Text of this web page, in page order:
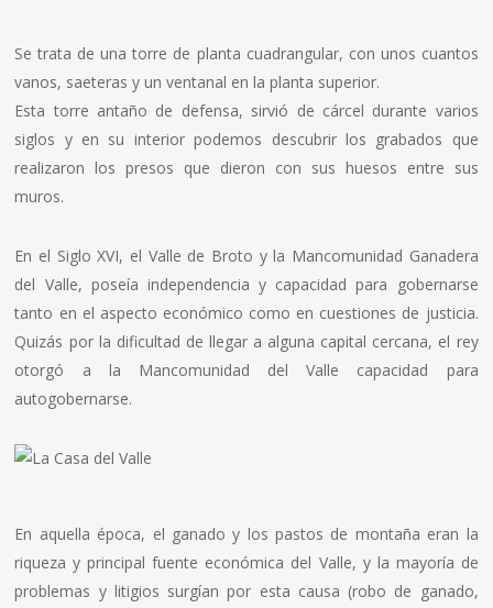
Se trata de una torre de planta cuadrangular, con unos cuantos
vanos, saeteras y un ventanal en la planta superior.
Esta torre antaño de defensa, sirvió de cárcel durante varios
siglos y en su interior podemos descubrir los grabados que
realizaron los presos que dieron con sus huesos entre sus
muros.
En el Siglo XVI, el Valle de Broto y la Mancomunidad Ganadera
del Valle, poseía independencia y capacidad para gobernarse
tanto en el aspecto económico como en cuestiones de justicia.
Quizás por la dificultad de llegar a alguna capital cercana, el rey
otorgó a la Mancomunidad del Valle capacidad para
autogobernarse.
En aquella época, el ganado y los pastos de montaña eran la
riqueza y principal fuente económica del Valle, y la mayoría de
problemas y litigios surgían por esta causa (robo de ganado,